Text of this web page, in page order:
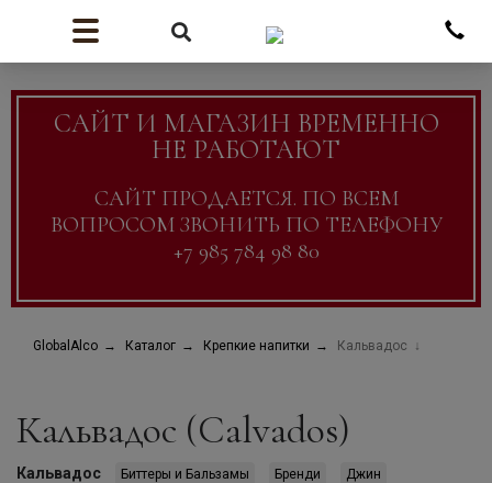
САЙТ И МАГАЗИН ВРЕМЕННО
НЕ РАБОТАЮТ
САЙТ ПРОДАЕТСЯ. ПО ВСЕМ
ВОПРОСОМ ЗВОНИТЬ ПО ТЕЛЕФОНУ
+7 985 784 98 80
GlobalAlco Каталог Крепкие напитки Кальвадос
Кальвадос (Calvados)
Кальвадос Биттеры и Бальзамы Бренди
Джин